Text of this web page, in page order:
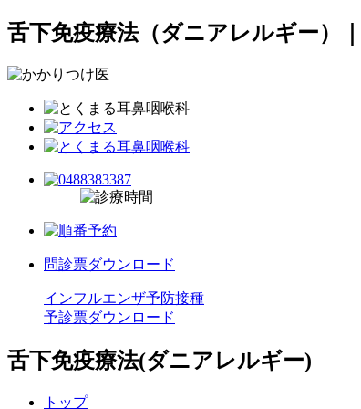
舌下免疫療法（ダニアレルギー）
問診票ダウンロード
インフルエンザ予防接種
予診票ダウンロード
舌下免疫療法(ダニアレルギー)
トップ